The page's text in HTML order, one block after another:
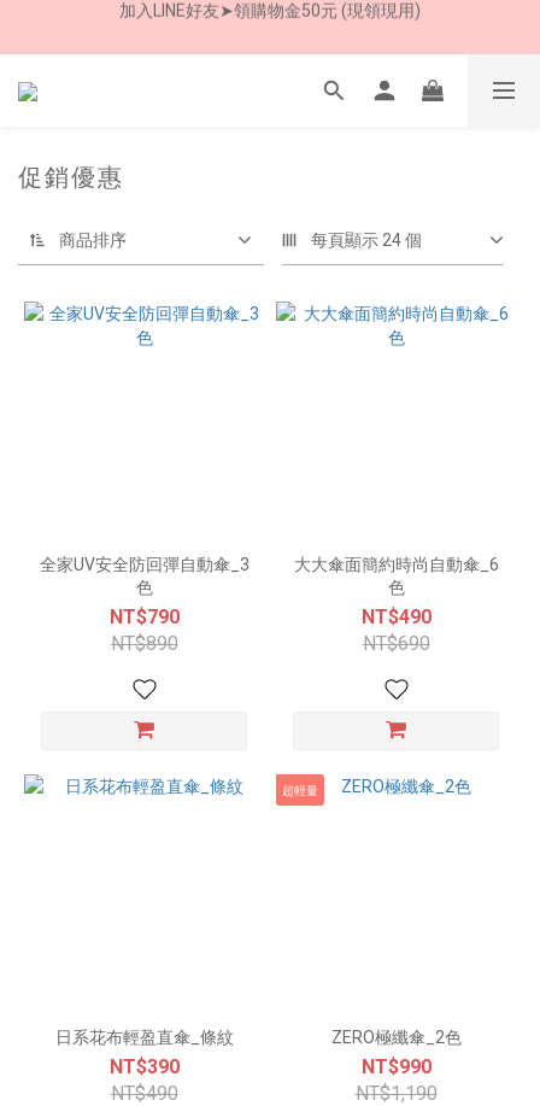
加入LINE好友➤領購物金50元 (現領現用)
加入LINE好友➤領購物金50元 (現領現用)
促銷優惠
商品排序 每頁顯示 24 個
全家UV安全防回彈自動傘_3
色
NT$790
NT$890
大大傘面簡約時尚自動傘_6
色
NT$490
NT$690
日系花布輕盈直傘_條紋
NT$390
NT$490
超輕量
ZERO極纖傘_2色
NT$990
NT$1,190